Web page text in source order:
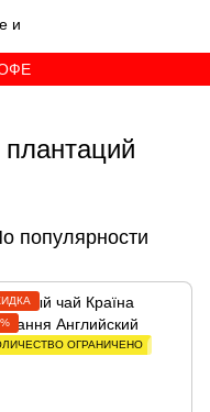
популярности
ОГРАНИЧЕНО